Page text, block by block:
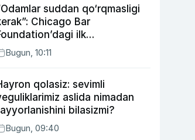
suddan qo‘rqmasligi
Chicago Bar
ilk
Go‘zal
Bugun, 10:11
qolasiz: sevimli
aslida nimadan
bilasizmi?
Bugun, 09:40